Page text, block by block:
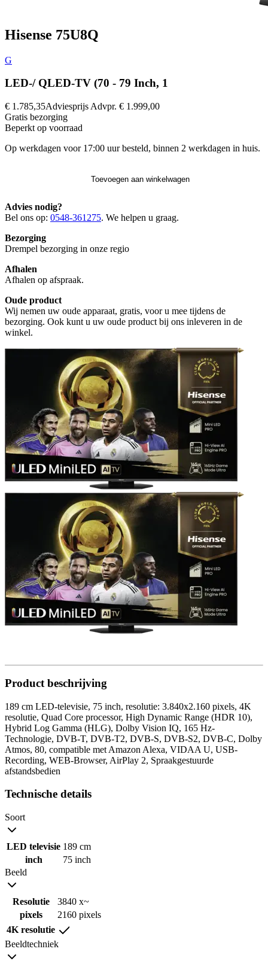
Hisense 75U8Q
G
LED-/ QLED-TV (70 - 79 Inch, 1
€ 1.785,35Adviesprijs Advpr. € 1.999,00
Gratis bezorging
Beperkt op voorraad
Op werkdagen voor 17:00 uur besteld, binnen 2 werkdagen in huis.
Toevoegen aan winkelwagen
Advies nodig?
Bel ons op: 0548-361275. We helpen u graag.
Bezorging
Drempel bezorging in onze regio
Afhalen
Afhalen op afspraak.
Oude product
Wij nemen uw oude apparaat, gratis, voor u mee tijdens de
bezorging. Ook kunt u uw oude product bij ons inleveren in de
winkel.
Product beschrijving
189 cm LED-televisie, 75 inch, resolutie: 3.840x2.160 pixels, 4K
resolutie, Quad Core processor, High Dynamic Range (HDR 10),
Hybrid Log Gamma (HLG), Dolby Vision IQ, 165 Hz-
Technologie, DVB-T, DVB-T2, DVB-S, DVB-S2, DVB-C, Dolby
Atmos, 80, compatible met Amazon Alexa, VIDAA U, USB-
Recording, WEB-Browser, AirPlay 2, Spraakgestuurde
afstandsbedien
Technische details
Soort
LED televisie 189 cm
inch
75 inch
Beeld
Resolutie
3840 x~
pixels
2160 pixels
4K resolutie
Beeldtechniek